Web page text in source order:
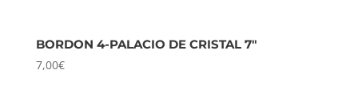
BORDON 4-PALACIO DE CRISTAL 7″
7,00€